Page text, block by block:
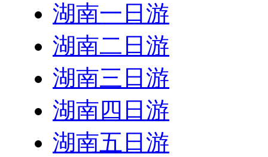
湖南一日游
湖南二日游
湖南三日游
湖南四日游
湖南五日游